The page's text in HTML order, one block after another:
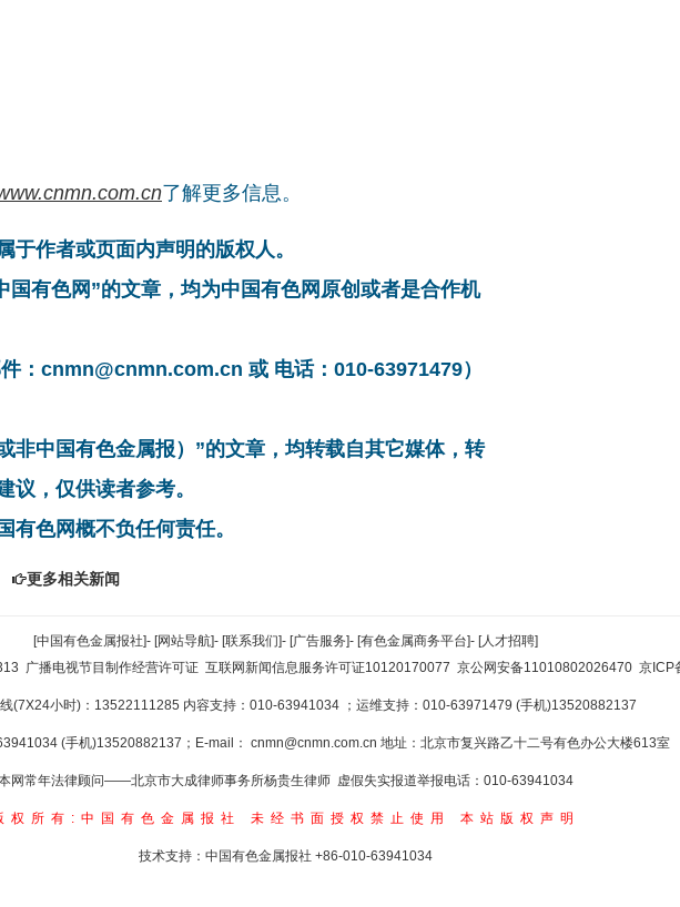
了解更多信息。
作者或页面内声明的版权人。
国有色网”的文章，均为中国有色网原创或者是合作机
：cnmn@cnmn.com.cn 或 电话：010-63971479）
非中国有色金属报）”的文章，均转载自其它媒体，转
议，仅供读者参考。
色网概不负任何责任。
更多相关新闻
[中国有色金属报社]- [网站导航]- [联系我们]- [广告服务]- [有色金属商务平台]- [人才招聘]
广播电视节目制作经营许可证 互联网新闻信息服务许可证10120170077 京公网安备11010802026470 京ICP
(7X24小时)：13522111285 内容支持：010-63941034 ；运维支持：010-63971479 (手机)13520882137
(手机)13520882137；E-mail： cnmn@cnmn.com.cn 地址：北京市复兴路乙十二号有色办公大楼613室
网常年法律顾问——北京市大成律师事务所杨贵生律师 虚假失实报道举报电话：010-63941034
权所有:中国有色金属报社 未经书面授权禁止使用 本站版权声明
技术支持：中国有色金属报社 +86-010-63941034